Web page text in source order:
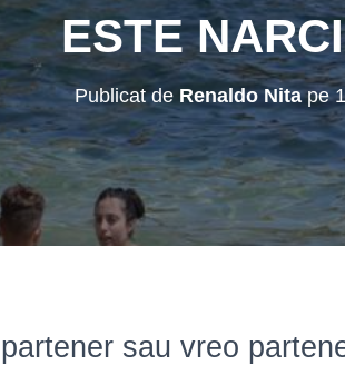
ESTE
Publicat de Renaldo Nitape
sau vreo